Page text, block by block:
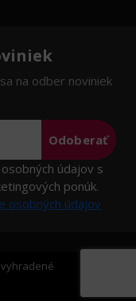
na odber noviniek
Odoberať
údajov s
ponúk.
osobných údajov
vyhradené